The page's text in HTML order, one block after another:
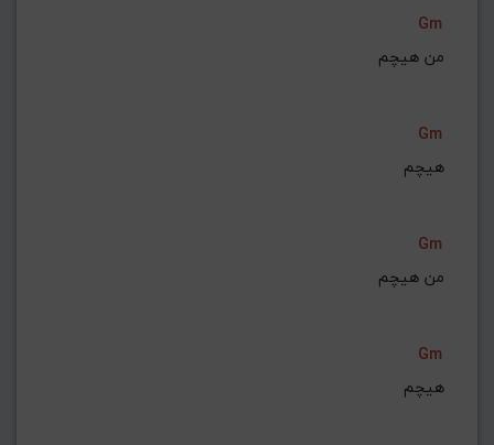
Gm
من هیچم
Gm
هیچم
Gm
من هیچم
Gm
هیچم